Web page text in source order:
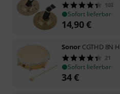
103
Sofort lieferbar
14,90€
Sonor CGTHD 8N
21
Sofort lieferbar
34€